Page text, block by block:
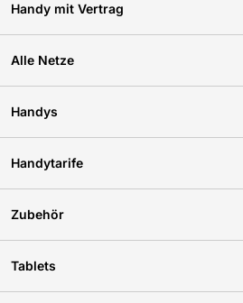
Handy mit Vertrag
Alle Netze
Handys
Handytarife
Zubehör
Tablets